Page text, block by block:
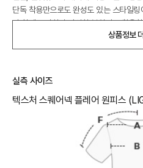
단독 착용만으로도 완성도 있는 스타일
과 함께 코디하면 다양한 분위기로 활용
- 모델사이즈 : 키176 / 신체사이즈 31-
상품정보
실측 사이즈
텍스처 스퀘어넥 플레어 원피스